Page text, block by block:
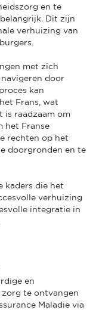
en te
Dit zijn
verhuizing van
met zich
door
kan
Frans, wat
is raadzaam om
het Franse
rechten op het
doorgronden en te
kaders die het
verhuizing
integratie in
en
te ontvangen
Maladie via